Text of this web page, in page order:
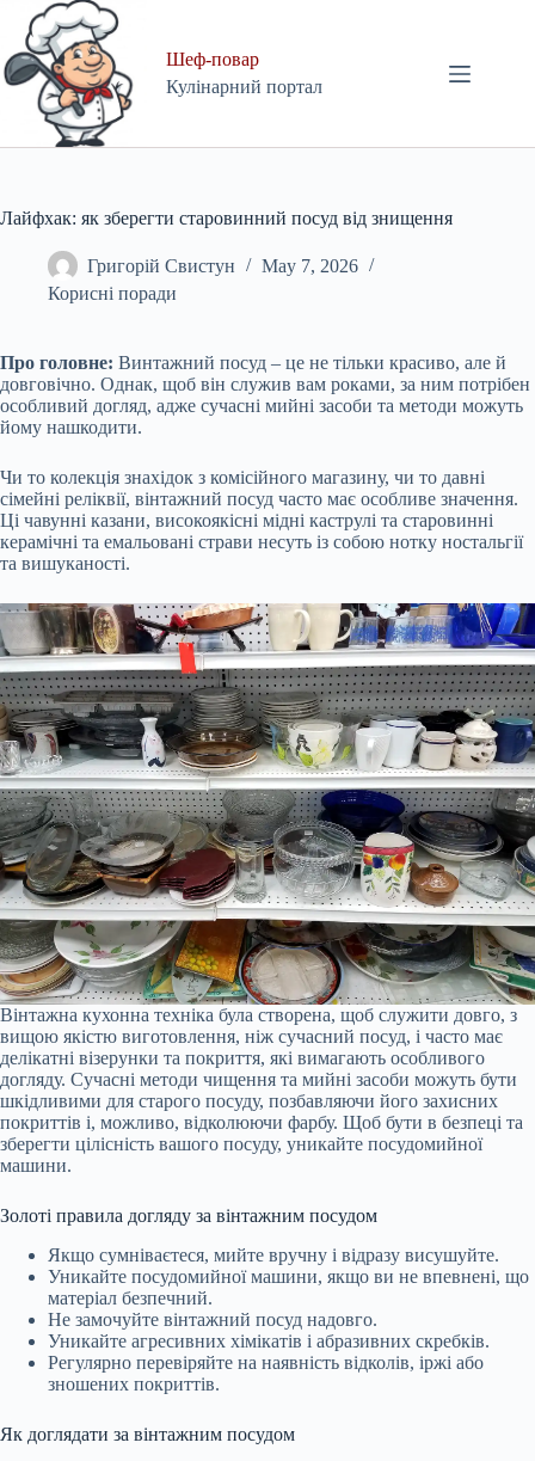
content
Шеф-повар
Кулінарний портал
Лайфхак: як зберегти старовинний посуд від знищення
Григорій Свистун
May 7, 2026
Корисні поради
Про головне: Винтажний посуд – це не тільки красиво, але й
довговічно. Однак, щоб він служив вам роками, за ним потрібен
особливий догляд, адже сучасні мийні засоби та методи можуть
йому нашкодити.
Чи то колекція знахідок з комісійного магазину, чи то давні
сімейні реліквії, вінтажний посуд часто має особливе значення.
Ці чавунні казани, високоякісні мідні каструлі та старовинні
керамічні та емальовані страви несуть із собою нотку ностальгії
та вишуканості.
Вінтажна кухонна техніка була створена, щоб служити довго, з
вищою якістю виготовлення, ніж сучасний посуд, і часто має
делікатні візерунки та покриття, які вимагають особливого
догляду. Сучасні методи чищення та мийні засоби можуть бути
шкідливими для старого посуду, позбавляючи його захисних
покриттів і, можливо, відколюючи фарбу. Щоб бути в безпеці та
зберегти цілісність вашого посуду, уникайте посудомийної
машини.
Золоті правила догляду за вінтажним посудом
Якщо сумніваєтеся, мийте вручну і відразу висушуйте.
Уникайте посудомийної машини, якщо ви не впевнені, що
матеріал безпечний.
Не замочуйте вінтажний посуд надовго.
Уникайте агресивних хімікатів і абразивних скребків.
Регулярно перевіряйте на наявність відколів, іржі або
зношених покриттів.
Як доглядати за вінтажним посудом